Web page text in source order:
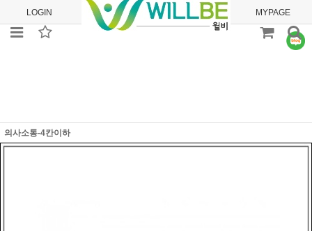
LOGIN JOIN ORDER MYPAGE
의사소통-4칸이하